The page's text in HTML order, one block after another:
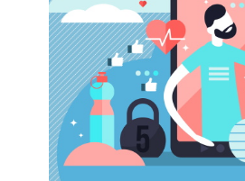
TILAUSASIAT
MEDIATIEDOT
TIETOA
LEHDESTÄ
TAPAHTUMAT